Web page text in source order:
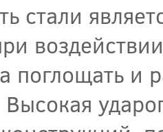
стали
поглощать и